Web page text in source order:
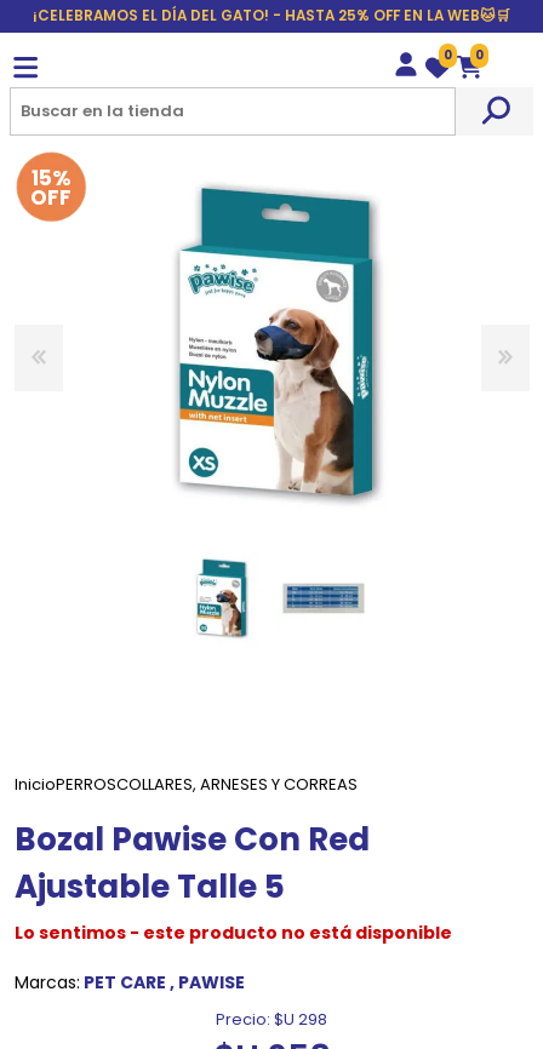
¡CELEBRAMOS EL DÍA DEL GATO! - HASTA 25% OFF EN LA WEB🐱🛒
Wishlist
0
Carrito
0
15%
OFF
InicioPERROSCOLLARES, ARNESES Y CORREAS
Bozal Pawise Con Red
Ajustable Talle 5
Lo sentimos - este producto no está disponible
Marcas: PET CARE , PAWISE
Precio: $U 298